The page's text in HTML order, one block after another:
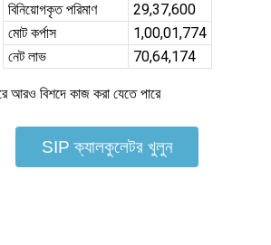
বিনিয়োগকৃত পরিমাণ
29,37,600
মোট কর্পাস
1,00,01,774
নেট লাভ
70,64,174
আরও বিশদে কাজ করা যেতে পারে
SIP ক্যালকুলেটর খুলুন